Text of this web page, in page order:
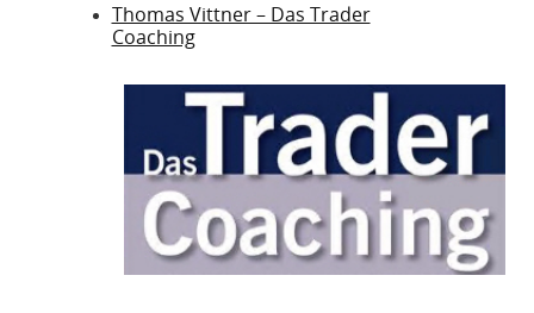
Thomas Vittner – Das Trader
Coaching